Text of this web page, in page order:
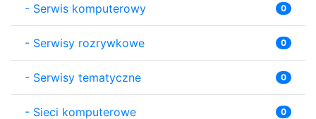
- Serwis komputerowy 0
- Serwisy rozrywkowe 0
- Serwisy tematyczne 0
- Sieci komputerowe 0